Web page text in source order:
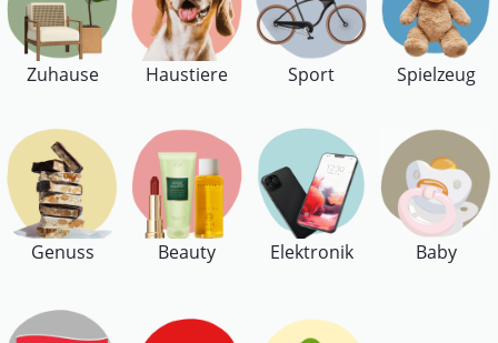
Zuhause Haustiere Sport Spielzeug
Genuss Beauty Elektronik Baby